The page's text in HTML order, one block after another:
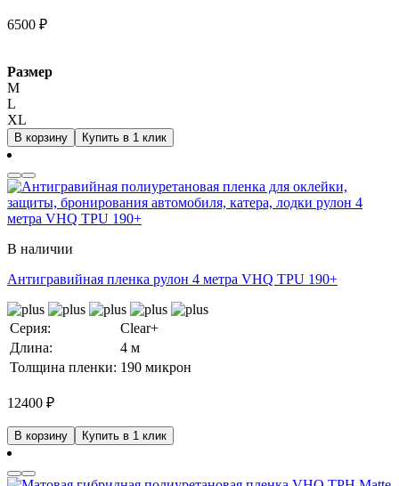
6500 ₽
Размер
M
L
XL
В корзину Купить в 1 клик
В наличии
Антигравийная пленка рулон 4 метра VHQ TPU 190+
Серия:
Clear+
Длина:
4 м
Толщина пленки: 190 микрон
12400 ₽
В корзину Купить в 1 клик